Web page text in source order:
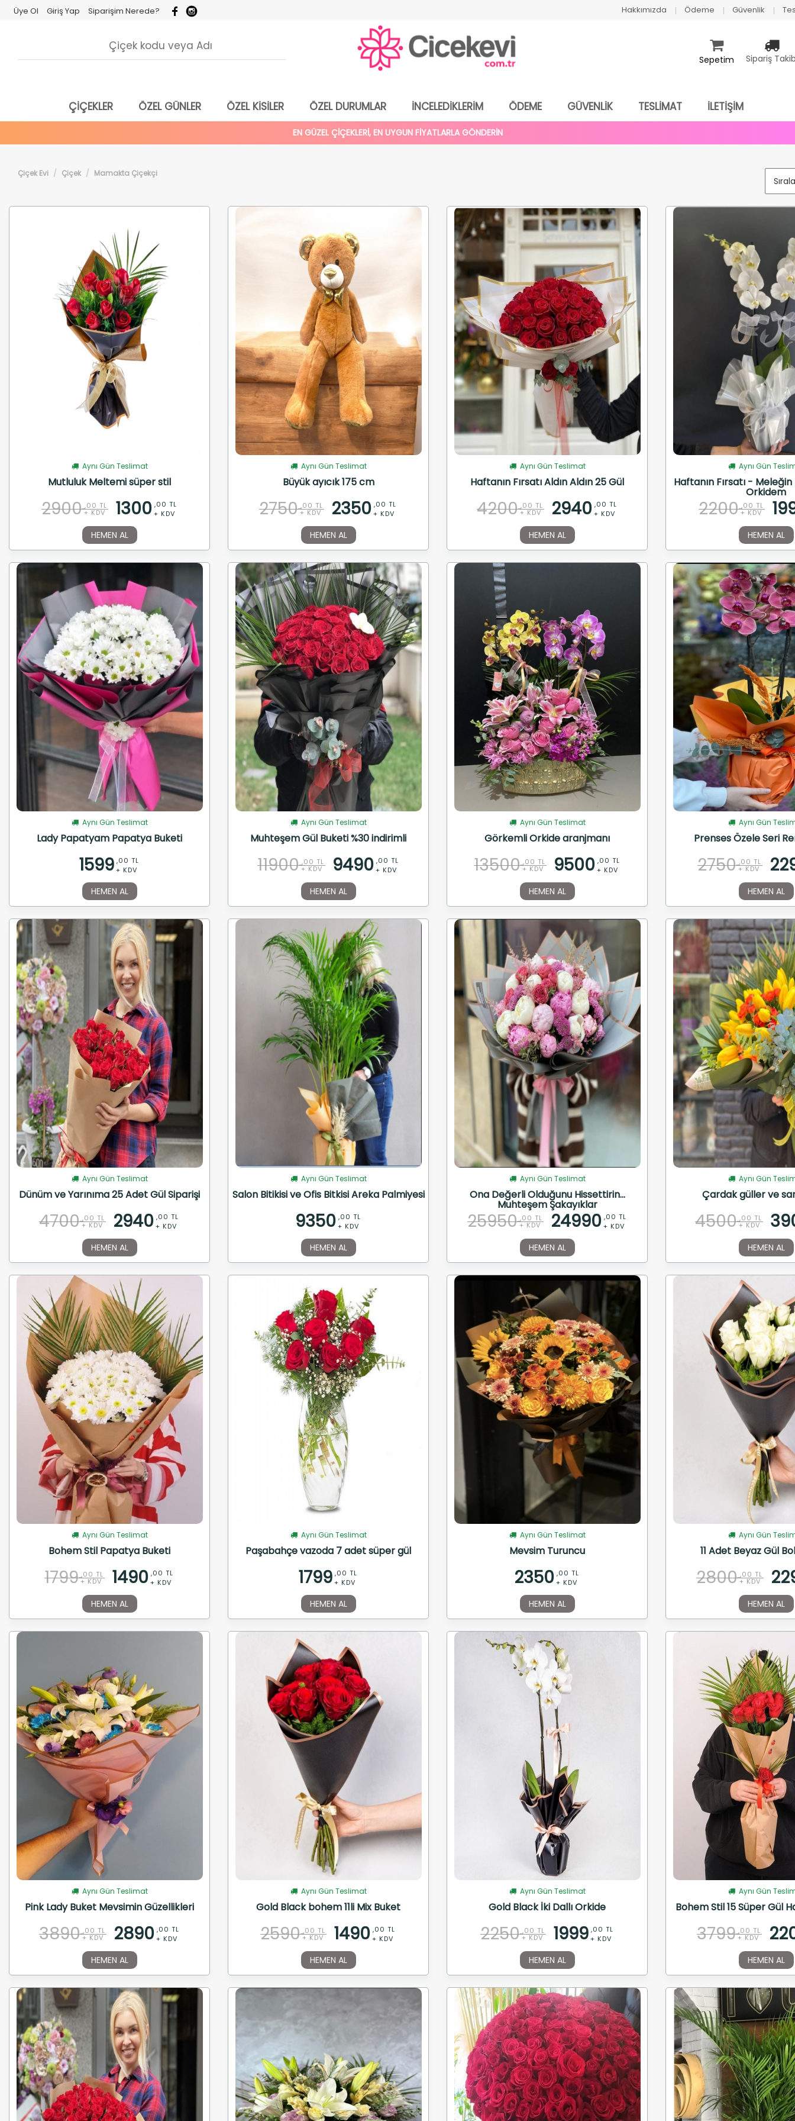
Üye Ol Giriş Yap Siparişim Nerede? Hakkımızda Ödeme Güvenlik
Sipariş
Sepetim
ÇİÇEKLER ÖZEL GÜNLER ÖZEL KİSİLER ÖZEL DURUMLAR İNCELEDİKLERİM ÖDEME GÜVENLİK TESLİMAT İLETİŞİM
EN GÜZEL ÇİÇEKLERİ, EN UYGUN FİYATLARLA GÖNDERİN
Çiçek Evi Çiçek Mamakta Çiçekçi
Aynı Gün Teslimat
Mutluluk Meltemi süper stil
2900 ,00 TL
+ KDV 1300 ,00 TL
+ KDV
HEMEN AL
Aynı Gün Teslimat
Büyük ayıcık 175 cm
2750 ,00 TL
+ KDV 2350 ,00 TL
+ KDV
HEMEN AL
Aynı Gün Teslimat
Haftanın Fırsatı Aldın Aldın 25 Gül
4200 ,00 TL
+ KDV 2940 ,00 TL
+ KDV
HEMEN AL
Aynı Gün
Haftanın Fırsatı - Meleğin
Orkidem
2200 ,00 TL
+ KDV
HEMEN AL
Aynı Gün Teslimat
Lady Papatyam Papatya Buketi
1599 ,00 TL
+ KDV
HEMEN AL
Aynı Gün Teslimat
Muhteşem Gül Buketi %30 indirimli
11900 ,00 TL
+ KDV 9490 ,00 TL
+ KDV
HEMEN AL
Aynı Gün Teslimat
Görkemli Orkide aranjmanı
13500 ,00 TL
+ KDV 9500 ,00 TL
+ KDV
HEMEN AL
Aynı Gün
Prenses Özele Seri
2750 ,00 TL
+ KDV
HEMEN AL
Aynı Gün Teslimat
Dünüm ve Yarınıma 25 Adet Gül Siparişi
4700 ,00 TL
+ KDV 2940 ,00 TL
+ KDV
HEMEN AL
Aynı Gün Teslimat
Salon Bitikisi ve Ofis Bitkisi Areka Palmiyesi
9350 ,00 TL
+ KDV
HEMEN AL
Aynı Gün Teslimat
Ona Değerli Olduğunu Hissettirin...
Muhteşem Şakayıklar
25950 ,00 TL
+ KDV 24990 ,00 TL
+ KDV
HEMEN AL
Aynı Gün
Çardak güller ve
4500 ,00 TL
+ KDV
HEMEN AL
Aynı Gün Teslimat
Bohem Stil Papatya Buketi
1799 ,00 TL
+ KDV 1490 ,00 TL
+ KDV
HEMEN AL
Aynı Gün Teslimat
Paşabahçe vazoda 7 adet süper gül
1799 ,00 TL
+ KDV
HEMEN AL
Aynı Gün Teslimat
Mevsim Turuncu
2350 ,00 TL
+ KDV
HEMEN AL
Aynı Gün
11 Adet Beyaz Gül
2800 ,00 TL
+ KDV
HEMEN AL
Aynı Gün Teslimat
Pink Lady Buket Mevsimin Güzellikleri
3890 ,00 TL
+ KDV 2890 ,00 TL
+ KDV
HEMEN AL
Aynı Gün Teslimat
Gold Black bohem 11li Mix Buket
2590 ,00 TL
+ KDV 1490 ,00 TL
+ KDV
HEMEN AL
Aynı Gün Teslimat
Gold Black İki Dallı Orkide
2250 ,00 TL
+ KDV 1999 ,00 TL
+ KDV
HEMEN AL
Aynı Gün
Bohem Stil 15 Süper Gül
3799 ,00 TL
+ KDV
HEMEN AL